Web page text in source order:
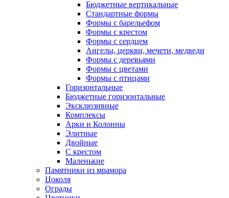
Бюджетные вертикальные
Стандартные формы
Формы с барельефом
Формы с крестом
Формы с сердцем
Ангелы, церкви, мечети, медведи
Формы с деревьями
Формы с цветами
Формы с птицами
Горизонтальные
Бюджетные горизонтальные
Эксклюзивные
Комплексы
Арки и Колонны
Элитные
Двойные
С крестом
Маленькие
Памятники из мрамора
Цоколя
Ограды